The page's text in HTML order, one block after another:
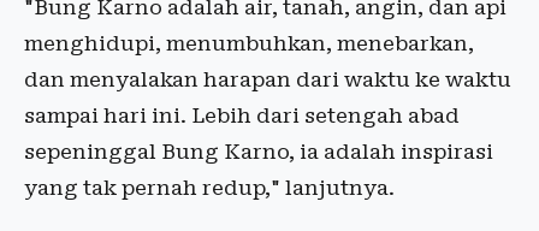
"Bung Karno adalah air, tanah, angin, dan api
menghidupi, menumbuhkan, menebarkan,
dan menyalakan harapan dari waktu ke waktu
sampai hari ini. Lebih dari setengah abad
sepeninggal Bung Karno, ia adalah inspirasi
yang tak pernah redup," lanjutnya.